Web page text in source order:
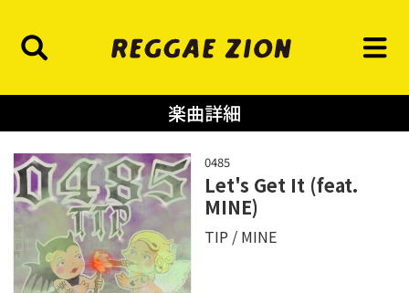
楽曲詳細
0485
Let's Get It (feat.
MINE)
TIP MINE